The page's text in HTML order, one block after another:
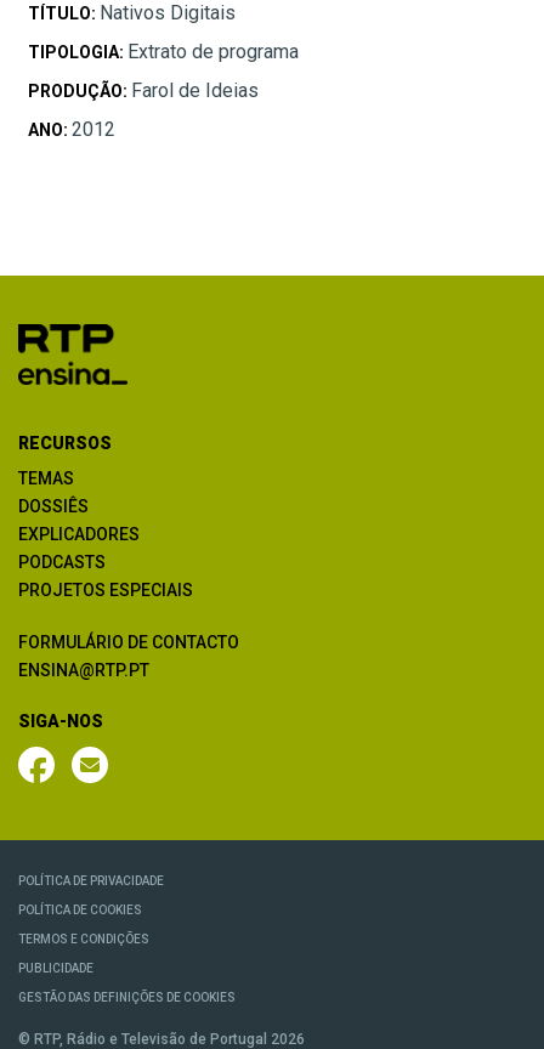
TÍTULO: Nativos Digitais
TIPOLOGIA: Extrato de programa
PRODUÇÃO: Farol de Ideias
ANO: 2012
RECURSOS
TEMAS
DOSSIÊS
EXPLICADORES
PODCASTS
PROJETOS ESPECIAIS
FORMULÁRIO DE CONTACTO
ENSINA@RTP.PT
SIGA-NOS
POLÍTICA DE PRIVACIDADE
POLÍTICA DE COOKIES
TERMOS E CONDIÇÕES
PUBLICIDADE
GESTÃO DAS DEFINIÇÕES DE COOKIES
© RTP, Rádio e Televisão de Portugal 2026